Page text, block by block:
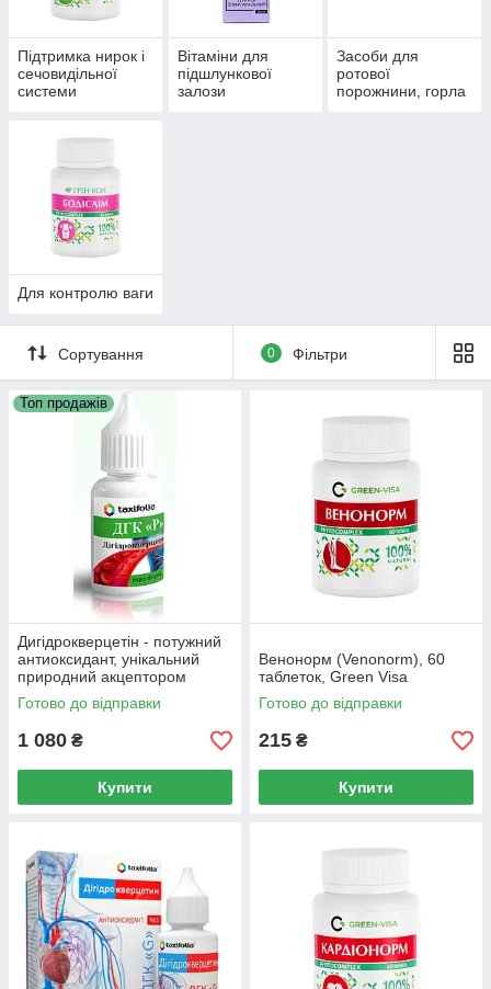
Підтримка нирок і
сечовидільної
системи
Вітаміни для
підшлункової
залози
Засоби для
ротової
порожнини, горла
Для контролю ваги
Сортування 0 Фільтри
Топ продажів
Дигідрокверцетін - потужний
антиоксидант, унікальний
природний акцептором
вільних радикалів кисню.
Готово до відправки
1 080 ₴
Купити
Венонорм (Venonorm), 60
таблеток, Green Visa
Готово до відправки
215 ₴
Купити